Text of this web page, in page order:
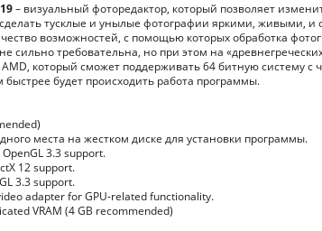
– визуальный фоторедактор, который позволяет
тусклые и унылые фотографии яркими, живыми, и
возможностей, с помощью которых обработка
требовательна, но при этом на
который сможет поддерживать 64 битную систему с
будет происходить работа программы.
места на жестком диске для установки программы.
3.3 support.
12 support.
3.3 support.
adapter for GPU-related functionality.
VRAM (4 GB recommended)